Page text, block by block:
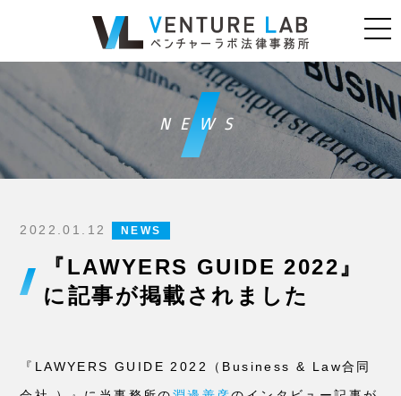
NEWS
2022.01.12 NEWS
『LAWYERS GUIDE 2022』
に記事が掲載されました
『LAWYERS GUIDE 2022（Business & Law合同